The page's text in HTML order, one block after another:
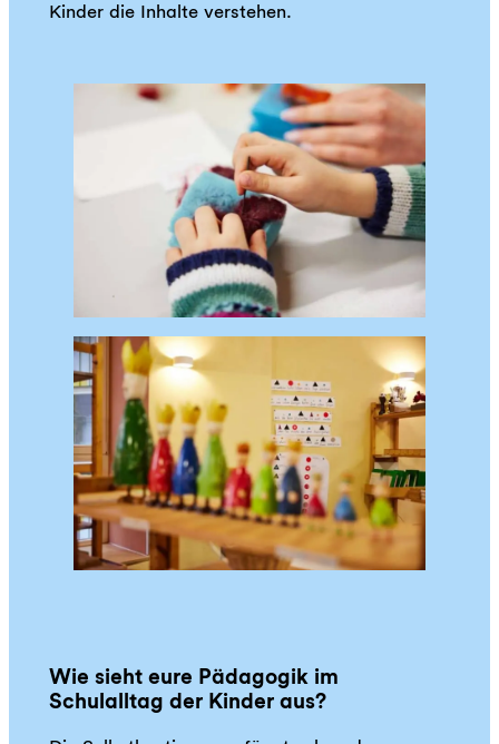
Kinder die Inhalte verstehen.
Wie sieht eure Pädagogik im
Schulalltag der Kinder aus?